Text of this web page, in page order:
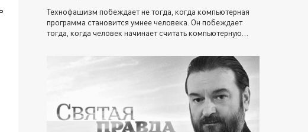
Технофашизм побеждает не тогда, когда компьютерная
программа становится умнее человека. Он побеждает
тогда, когда человек начинает считать компьютерную